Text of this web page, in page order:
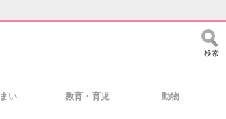
検索
い 教育・育児 動物